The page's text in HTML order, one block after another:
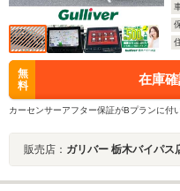
無
料
在庫
カーセンサーアフター保証がBプランに付
販売店： ガリバー 栃木バイパス